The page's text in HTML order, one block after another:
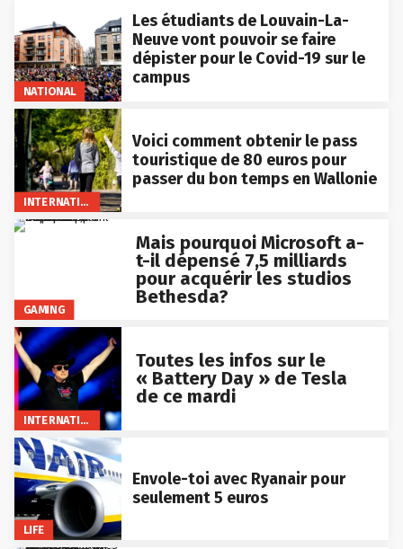
NATIONAL
Les étudiants de Louvain-La-
Neuve vont pouvoir se faire
dépister pour le Covid-19 sur le
campus
INTERNATIONAL
Voici comment obtenir le pass
touristique de 80 euros pour
passer du bon temps en Wallonie
GAMING
Mais pourquoi Microsoft a-
t-il dépensé 7,5 milliards
pour acquérir les studios
Bethesda?
INTERNATIONAL
Toutes les infos sur le
« Battery Day » de Tesla
de ce mardi
LIFE
Envole-toi avec Ryanair pour
seulement 5 euros